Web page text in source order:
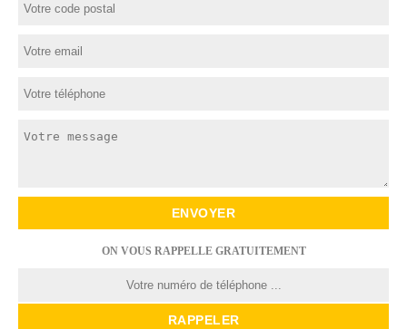
ON VOUS RAPPELLE GRATUITEMENT